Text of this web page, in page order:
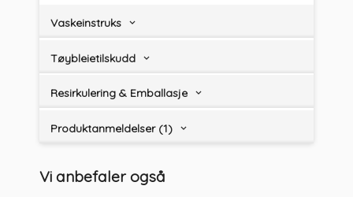
Vaskeinstruks
Tøybleietilskudd
Resirkulering & Emballasje
Produktanmeldelser (1)
Vi anbefaler også